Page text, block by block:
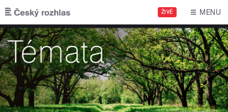
Přejít k hlavnímu obsahu
ŽIVĚ MENU